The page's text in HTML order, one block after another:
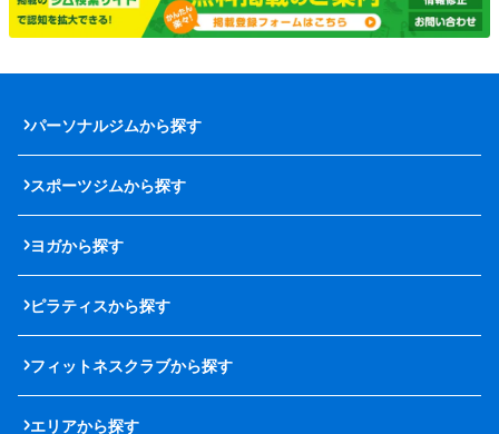
パーソナルジムから探す
スポーツジムから探す
ヨガから探す
ピラティスから探す
フィットネスクラブから探す
エリアから探す